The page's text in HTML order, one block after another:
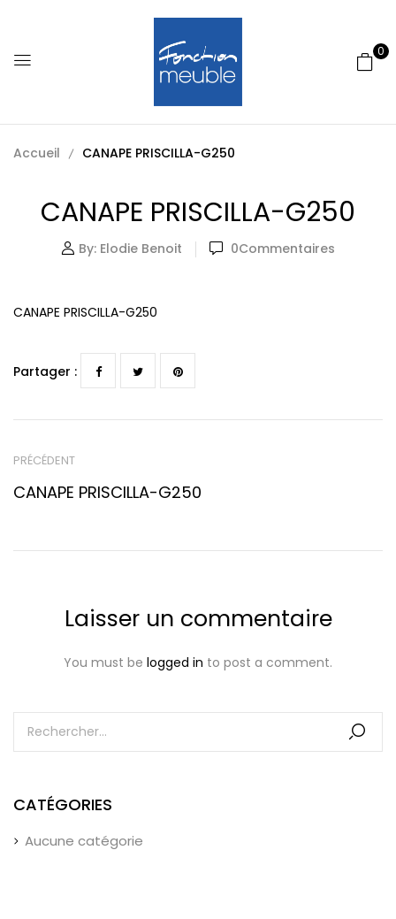
0
Accueil CANAPE PRISCILLA-G250
CANAPE PRISCILLA-G250
By: Elodie Benoit 0Commentaires
CATÉGORIES
Aucune catégorie
CANAPE PRISCILLA-G250
Partager :
PRÉCÉDENT
CANAPE PRISCILLA-G250
Laisser un commentaire
You must be logged in to post a comment.